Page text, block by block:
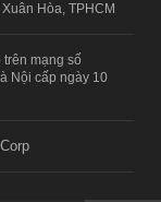
Hòa, TPHCM
mạng số
Nội cấp ngày 10